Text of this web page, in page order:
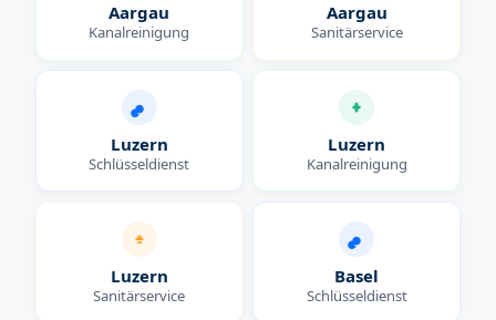
Aargau
Kanalreinigung
Aargau
Sanitärservice
Luzern
Schlüsseldienst
Luzern
Kanalreinigung
Luzern
Sanitärservice
Basel
Schlüsseldienst